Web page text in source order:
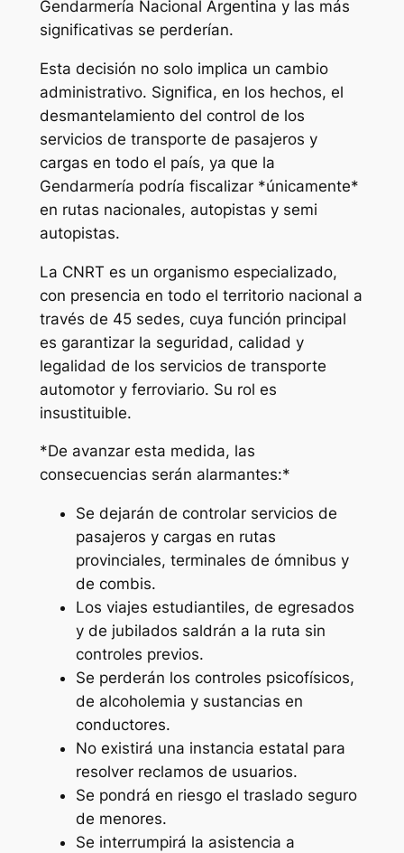
Gendarmería Nacional Argentina y las más
significativas se perderían.
Esta decisión no solo implica un cambio
administrativo. Significa, en los hechos, el
desmantelamiento del control de los
servicios de transporte de pasajeros y
cargas en todo el país, ya que la
Gendarmería podría fiscalizar *únicamente*
en rutas nacionales, autopistas y semi
autopistas.
La CNRT es un organismo especializado,
con presencia en todo el territorio nacional a
través de 45 sedes, cuya función principal
es garantizar la seguridad, calidad y
legalidad de los servicios de transporte
automotor y ferroviario. Su rol es
insustituible.
*De avanzar esta medida, las
consecuencias serán alarmantes:*
Se dejarán de controlar servicios de
pasajeros y cargas en rutas
provinciales, terminales de ómnibus y
de combis.
Los viajes estudiantiles, de egresados
y de jubilados saldrán a la ruta sin
controles previos.
Se perderán los controles psicofísicos,
de alcoholemia y sustancias en
conductores.
No existirá una instancia estatal para
resolver reclamos de usuarios.
Se pondrá en riesgo el traslado seguro
de menores.
Se interrumpirá la asistencia a